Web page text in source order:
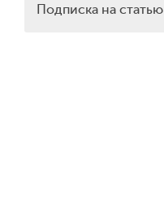
Подписка на статью